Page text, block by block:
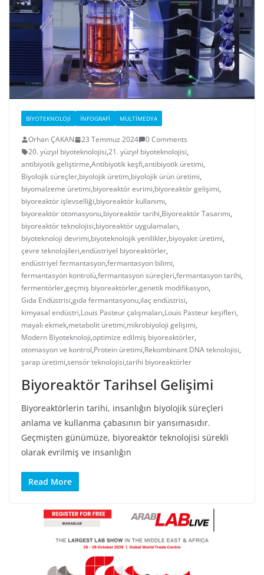
BIYOTEKNOLOJI İNFOGRAFI MULTIMEDYA
Orhan ÇAKAN 23 Temmuz 2024
0 Comments
20. yüzyıl biyoteknolojisi,21. yüzyıl biyoteknolojisi,
antibiyotik geliştirme,Antibiyotik keşfi,antibiyotik üretimi,
Biyolojik süreçler,biyolojik üretim,biyolojik ürün üretimi,
biyomalzeme üretimi,biyoreaktör evrimi,biyoreaktör gelişimi,
biyoreaktör işlevselliği,biyoreaktör kullanımı,
biyoreaktör otomasyonu,biyoreaktör tarihi,Biyoreaktör Tasarımı,
biyoreaktör teknolojisi,biyoreaktör uygulamaları,
biyoteknoloji devrimi,biyoteknolojik yenilikler,biyoyakıt üretimi,
çevre teknolojileri,endüstriyel biyoreaktörler,
endüstriyel fermantasyon,fermantasyon bilimi,
fermantasyon kontrolü,fermantasyon süreçleri,fermantasyon tarihi,
fermentörler,geçmiş biyoreaktörler,genetik modifikasyon,
Gıda Endüstrisi,gıda fermantasyonu,ilaç endüstrisi,
kimyasal endüstri,Louis Pasteur çalışmaları,Louis Pasteur keşifleri,
mayalı ekmek,metabolit üretimi,mikrobiyoloji gelişimi,
Modern Biyoteknoloji,optimize edilmiş biyoreaktörler,
otomasyon ve kontrol,Protein üretimi,Rekombinant DNA teknolojisi,
şarap üretimi,sensör teknolojisi,tarihi biyoreaktörler
Biyoreaktör Tarihsel Gelişimi
Biyoreaktörlerin tarihi, insanlığın biyolojik süreçleri
anlama ve kullanma çabasının bir yansımasıdır.
Geçmişten günümüze, biyoreaktör teknolojisi sürekli
olarak evrilmiş ve insanlığın
Read More